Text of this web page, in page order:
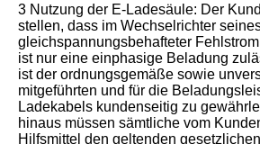
3 Nutzung der E-Ladesäule: Der
stellen, dass im Wechselrichter
gleichspannungsbehafteter
ist nur eine einphasige Beladung
ist der ordnungsgemäße sowie
mitgeführten und für die
Ladekabels kundenseitig zu
hinaus müssen sämtliche vom
Hilfsmittel den geltenden